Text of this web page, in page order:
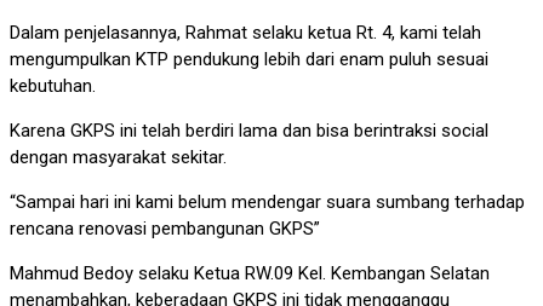
Dalam penjelasannya, Rahmat selaku ketua Rt. 4, kami telah
mengumpulkan KTP pendukung lebih dari enam puluh sesuai
kebutuhan.
Karena GKPS ini telah berdiri lama dan bisa berintraksi social
dengan masyarakat sekitar.
“Sampai hari ini kami belum mendengar suara sumbang terhadap
rencana renovasi pembangunan GKPS”
Mahmud Bedoy selaku Ketua RW.09 Kel. Kembangan Selatan
menambahkan, keberadaan GKPS ini tidak mengganggu